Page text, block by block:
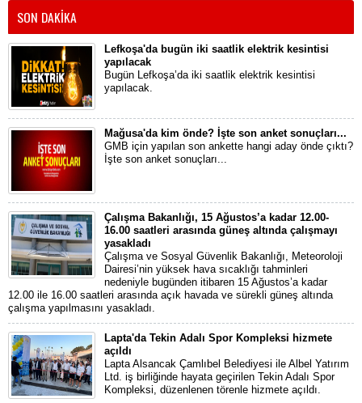
SON DAKİKA
Lefkoşa'da bugün iki saatlik elektrik kesintisi
yapılacak
Bugün Lefkoşa’da iki saatlik elektrik kesintisi
yapılacak.
Mağusa'da kim önde? İşte son anket sonuçları...
GMB için yapılan son ankette hangi aday önde çıktı?
İşte son anket sonuçları...
Çalışma Bakanlığı, 15 Ağustos’a kadar 12.00-
16.00 saatleri arasında güneş altında çalışmayı
yasakladı
Çalışma ve Sosyal Güvenlik Bakanlığı, Meteoroloji
Dairesi’nin yüksek hava sıcaklığı tahminleri
nedeniyle bugünden itibaren 15 Ağustos’a kadar
12.00 ile 16.00 saatleri arasında açık havada ve sürekli güneş altında
çalışma yapılmasını yasakladı.
Lapta'da Tekin Adalı Spor Kompleksi hizmete
açıldı
Lapta Alsancak Çamlıbel Belediyesi ile Albel Yatırım
Ltd. iş birliğinde hayata geçirilen Tekin Adalı Spor
Kompleksi, düzenlenen törenle hizmete açıldı.